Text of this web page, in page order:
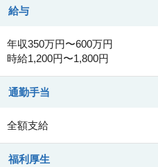
給与
年収350万円〜600万円
時給1,200円〜1,800円
通勤手当
全額支給
福利厚生